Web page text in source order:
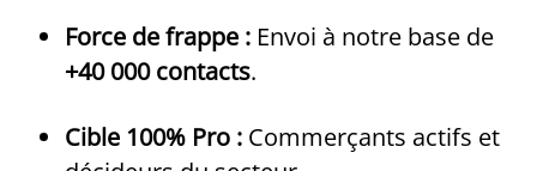
Force de frappe : Envoi à notre base de
+40 000 contacts.
Cible 100% Pro : Commerçants actifs et